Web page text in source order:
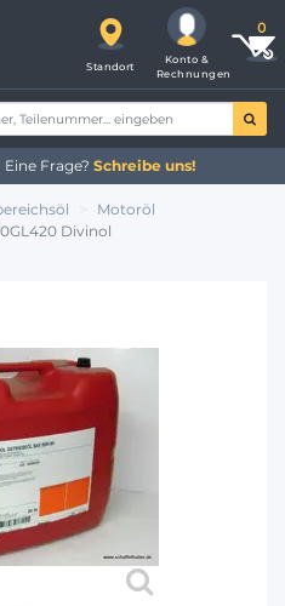
Standort
Konto &
Rechnungen
Eine Frage? Schreibe uns!
Motoröl
Divinol